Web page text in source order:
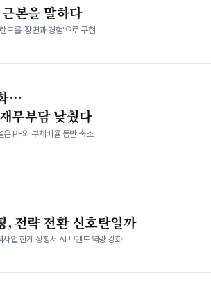
근본을 말하다
드를 '장면과 경험'으로 구현
…
무부담 낮췄다
은 PF와 부채비율 동반 축소
, 전략 전환 신호탄일까
업 한계 상황서 AI·브랜드 역량 강화